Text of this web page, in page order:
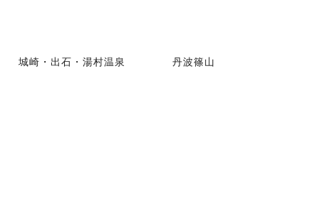
城崎・出石・湯村温泉 丹波篠山